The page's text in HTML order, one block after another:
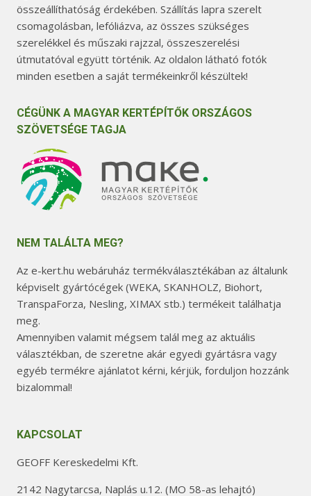
összeállíthatóság érdekében. Szállítás lapra szerelt
csomagolásban, lefóliázva, az összes szükséges
szerelékkel és műszaki rajzzal, összeszerelési
útmutatóval együtt történik. Az oldalon látható fotók
minden esetben a saját termékeinkről készültek!
CÉGÜNK A MAGYAR KERTÉPÍTŐK ORSZÁGOS
SZÖVETSÉGE TAGJA
NEM TALÁLTA MEG?
Az e-kert.hu webáruház termékválasztékában az általunk
képviselt gyártócégek (WEKA, SKANHOLZ, Biohort,
TranspaForza, Nesling, XIMAX stb.) termékeit találhatja
meg.
Amennyiben valamit mégsem talál meg az aktuális
választékban, de szeretne akár egyedi gyártásra vagy
egyéb termékre ajánlatot kérni, kérjük, forduljon hozzánk
bizalommal!
KAPCSOLAT
GEOFF Kereskedelmi Kft.
2142 Nagytarcsa, Naplás u.12. (MO 58-as lehajtó)